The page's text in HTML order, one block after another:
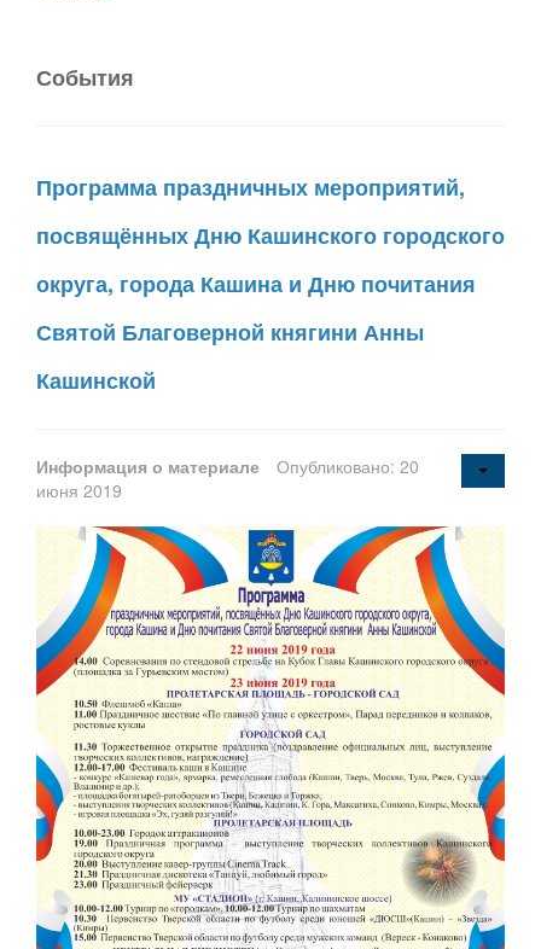
События
Программа праздничных мероприятий,
посвящённых Дню Кашинского городского
округа, города Кашина и Дню почитания
Святой Благоверной княгини Анны
Кашинской
Информация о материале
Опубликовано: 20
июня 2019